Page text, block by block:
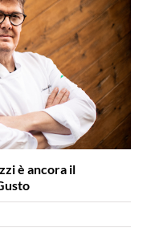
è ancora il